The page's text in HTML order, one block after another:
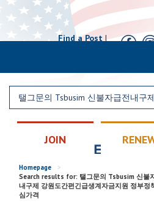
Find a Post|
JOIN
Homepage
>
Search results for: 탤그문의 Tsbusim 신불
내구제 강원도간편긴급생계자금지원 정부
심가격